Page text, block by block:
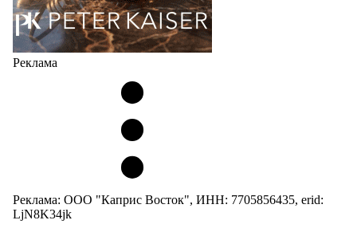
Реклама
Реклама: ООО "Каприс Восток", ИНН: 7705856435, erid:
LjN8K34jk